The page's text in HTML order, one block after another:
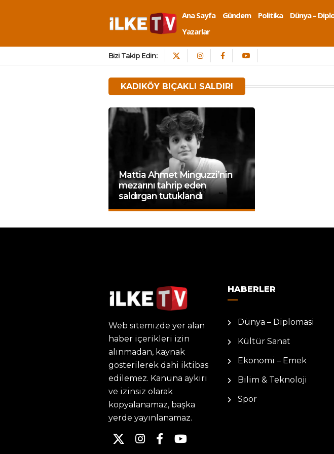
Ana Sayfa Gündem Politika Dünya –
Yazarlar
Bizi Takip Edin:
KADIKÖY BIÇAKLI SALDIRI
Mattia Ahmet Minguzzi’nin
mezarını tahrip eden
saldırgan tutuklandı
Web sitemizde yer alan
haber içerikleri izin
alınmadan, kaynak
gösterilerek dahi iktibas
edilemez. Kanuna aykırı
ve izinsiz olarak
kopyalanamaz, başka
yerde yayınlanamaz.
HABERLER
Dünya – Diplomasi
Kültür Sanat
Ekonomi – Emek
Bilim & Teknoloji
Spor